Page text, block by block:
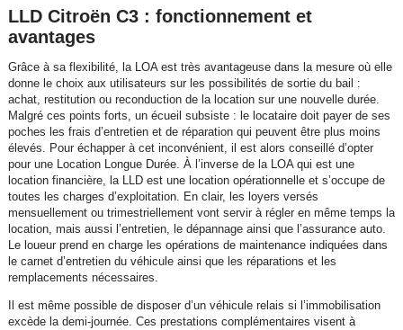
LLD Citroën C3 : fonctionnement et
avantages
Grâce à sa flexibilité, la LOA est très avantageuse dans la mesure où elle
donne le choix aux utilisateurs sur les possibilités de sortie du bail :
achat, restitution ou reconduction de la location sur une nouvelle durée.
Malgré ces points forts, un écueil subsiste : le locataire doit payer de ses
poches les frais d’entretien et de réparation qui peuvent être plus moins
élevés. Pour échapper à cet inconvénient, il est alors conseillé d’opter
pour une Location Longue Durée. À l’inverse de la LOA qui est une
location financière, la LLD est une location opérationnelle et s’occupe de
toutes les charges d’exploitation. En clair, les loyers versés
mensuellement ou trimestriellement vont servir à régler en même temps la
location, mais aussi l’entretien, le dépannage ainsi que l’assurance auto.
Le loueur prend en charge les opérations de maintenance indiquées dans
le carnet d’entretien du véhicule ainsi que les réparations et les
remplacements nécessaires.
Il est même possible de disposer d’un véhicule relais si l’immobilisation
excède la demi-journée. Ces prestations complémentaires visent à